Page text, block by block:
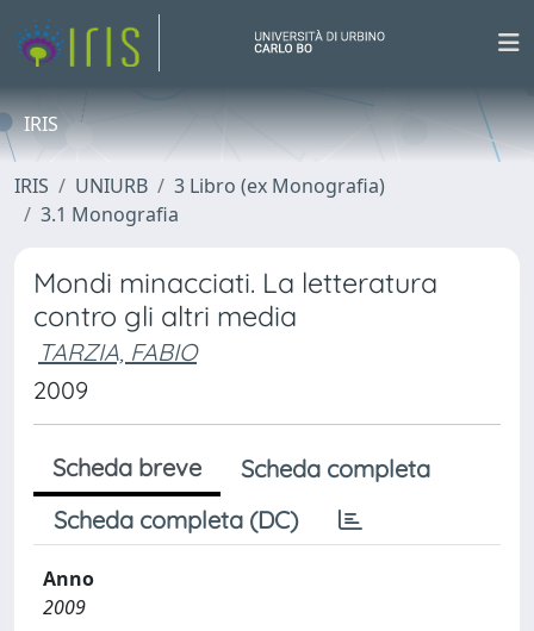
IRIS
IRIS UNIURB
3 Libro (ex Monografia)
3.1 Monografia
Mondi minacciati. La letteratura
contro gli altri media
TARZIA, FABIO
2009
Scheda breve
Scheda completa
Scheda completa (DC)
Anno
2009